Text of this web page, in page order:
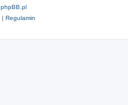
phpBB.pl
| Regulamin